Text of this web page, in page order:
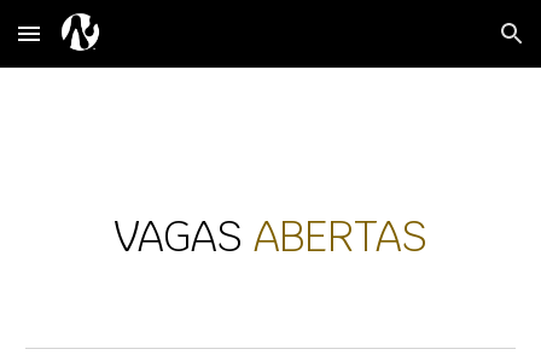
Skip to main content Skip to navigation
VAGAS ABERTAS